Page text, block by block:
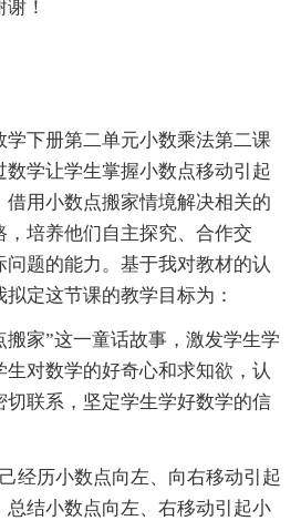
！
下册第二单元小数乘法第二课
数学让学生掌握小数点移动引起
用小数点搬家情境解决相关的
，培养他们自主探究、合作交
题的能力。基于我对教材的认
定这节课的教学目标为：
家”这一童话故事，激发学生学
对数学的好奇心和求知欲，认
切联系，坚定学生学好数学的信
历小数点向左、向右移动引起
总结小数点向左、右移动引起小